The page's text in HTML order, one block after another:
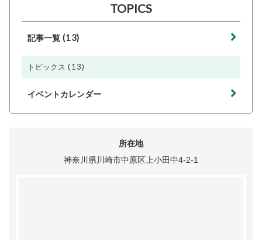
TOPICS
記事一覧 (13)
トピックス (13)
イベントカレンダー
所在地
神奈川県川崎市中原区上小田中4-2-1